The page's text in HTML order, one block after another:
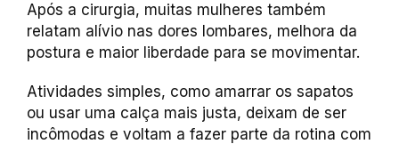
Após a cirurgia, muitas mulheres também
relatam alívio nas dores lombares, melhora da
postura e maior liberdade para se movimentar.
Atividades simples, como amarrar os sapatos
ou usar uma calça mais justa, deixam de ser
incômodas e voltam a fazer parte da rotina com